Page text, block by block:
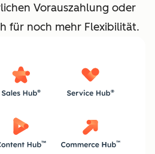
Vorauszahlung oder
für noch mehr Flexibilität.